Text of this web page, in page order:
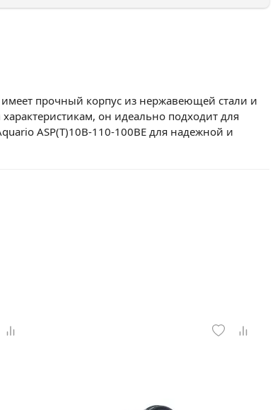
прочный корпус из нержавеющей стали и
он идеально подходит для
ASP(T)10B-110-100BE для надежной и